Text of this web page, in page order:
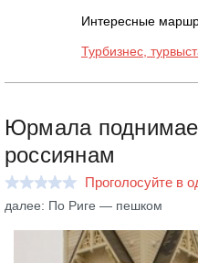
Интересные
Турбизнес,
Юрмала
россиянам
Проголосуйте в
далее: По Риге — пешком